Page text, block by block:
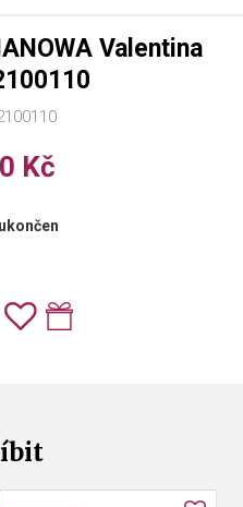
Valentina
Kč